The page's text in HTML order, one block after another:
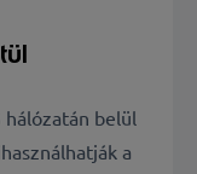
hálózatán belül
a